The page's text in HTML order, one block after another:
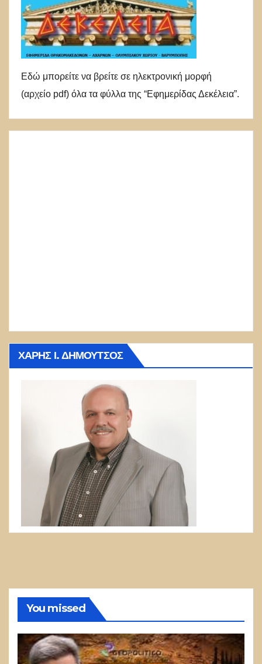
Εδώ μπορείτε να βρείτε σε ηλεκτρονική μορφή
(αρχείο pdf) όλα τα φύλλα της “Εφημερίδας Δεκέλεια”.
ΧΆΡΗΣ Ι. ΔΗΜΟΎΤΣΟΣ
You missed